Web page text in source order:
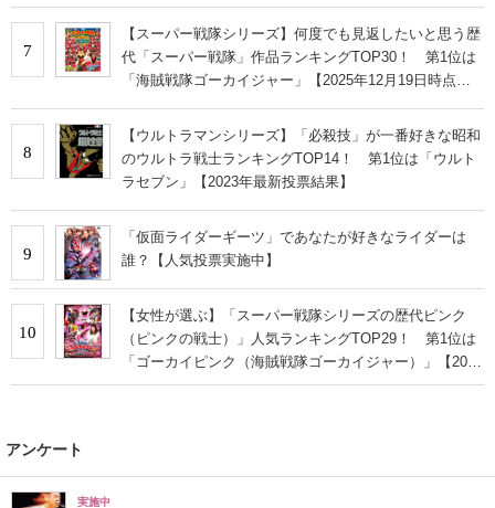
7
【スーパー戦隊シリーズ】何度でも見返したいと思う歴
代「スーパー戦隊」作品ランキングTOP30！ 第1位は
「海賊戦隊ゴーカイジャー」【2025年12月19日時点の
8
【ウルトラマンシリーズ】「必殺技」が一番好きな昭和
のウルトラ戦士ランキングTOP14！ 第1位は「ウルト
ラセブン」【2023年最新投票結果】
9
「仮面ライダーギーツ」であなたが好きなライダーは
誰？【人気投票実施中】
10
【女性が選ぶ】「スーパー戦隊シリーズの歴代ピンク
（ピンクの戦士）」人気ランキングTOP29！ 第1位は
「ゴーカイピンク（海賊戦隊ゴーカイジャー）」【2023
年最新投票結果】
アンケート
実施中